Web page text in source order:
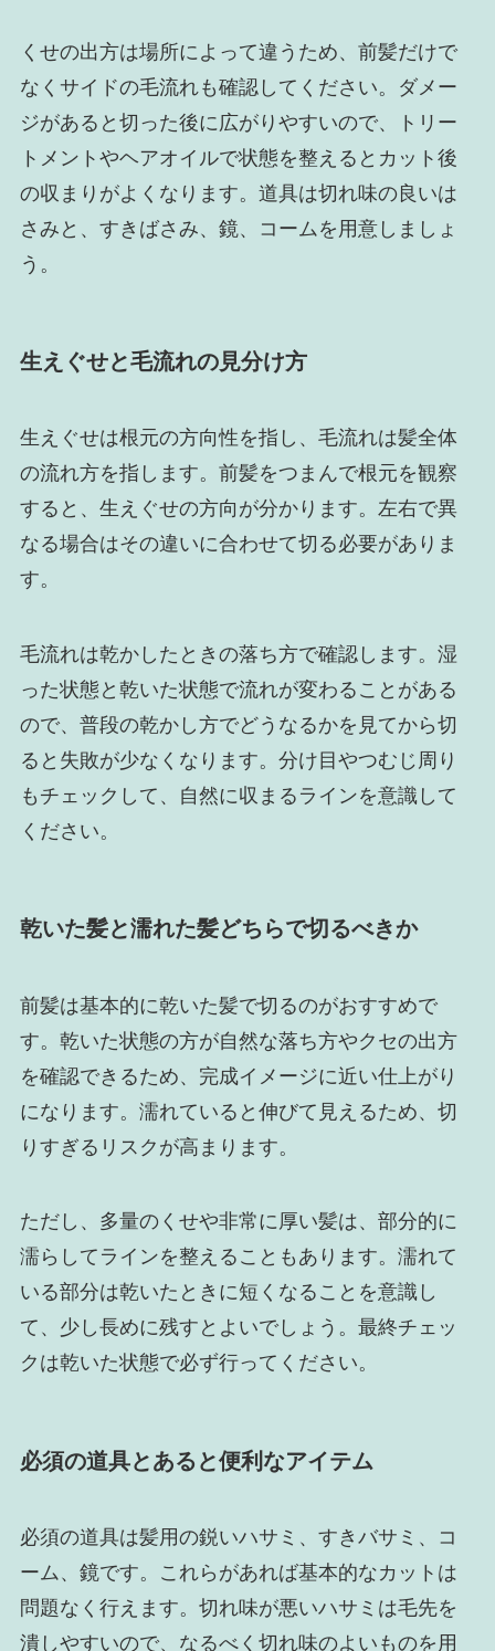
くせの出方は場所によって違うため、前髪だけで
なくサイドの毛流れも確認してください。ダメー
ジがあると切った後に広がりやすいので、トリー
トメントやヘアオイルで状態を整えるとカット後
の収まりがよくなります。道具は切れ味の良いは
さみと、すきばさみ、鏡、コームを用意しましょ
う。
生えぐせと毛流れの見分け方
生えぐせは根元の方向性を指し、毛流れは髪全体
の流れ方を指します。前髪をつまんで根元を観察
すると、生えぐせの方向が分かります。左右で異
なる場合はその違いに合わせて切る必要がありま
す。
毛流れは乾かしたときの落ち方で確認します。湿
った状態と乾いた状態で流れが変わることがある
ので、普段の乾かし方でどうなるかを見てから切
ると失敗が少なくなります。分け目やつむじ周り
もチェックして、自然に収まるラインを意識して
ください。
乾いた髪と濡れた髪どちらで切るべきか
前髪は基本的に乾いた髪で切るのがおすすめで
す。乾いた状態の方が自然な落ち方やクセの出方
を確認できるため、完成イメージに近い仕上がり
になります。濡れていると伸びて見えるため、切
りすぎるリスクが高まります。
ただし、多量のくせや非常に厚い髪は、部分的に
濡らしてラインを整えることもあります。濡れて
いる部分は乾いたときに短くなることを意識し
て、少し長めに残すとよいでしょう。最終チェッ
クは乾いた状態で必ず行ってください。
必須の道具とあると便利なアイテム
必須の道具は髪用の鋭いハサミ、すきバサミ、コ
ーム、鏡です。これらがあれば基本的なカットは
問題なく行えます。切れ味が悪いハサミは毛先を
潰しやすいので、なるべく切れ味のよいものを用